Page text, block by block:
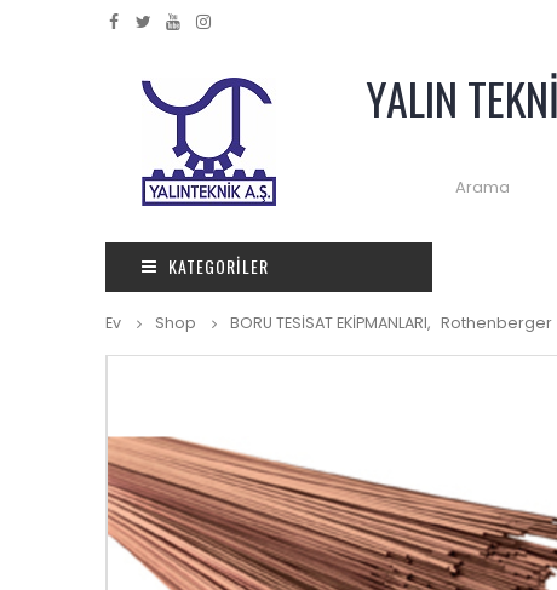
YALIN
KATEGORILER
Ev Shop BORU TESİSAT EKİPMANLARI, Rothenberger